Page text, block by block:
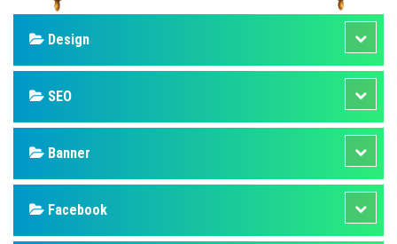
Design
SEO
Banner
Facebook